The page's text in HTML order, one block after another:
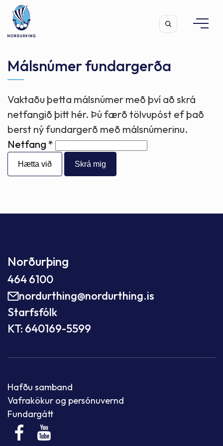
Leita
Málsnúmer fundargerða
Vaktaðu þetta málsnúmer með því að skrá
netfangið þitt hér. Þú færð tölvupóst ef það
berst ný fundargerð með málsnúmerinu.
Netfang
Hætta við
Norðurþing
464 6100
nordurthing@nordurthing.is
Starfsfólk
KT: 640169-5599
Hafðu samband
Vafrakökur og persónuvernd
Fundargátt